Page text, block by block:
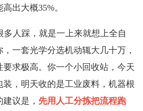
出大概35%。
多人踩，就是一上来就想上全自
一套光学分选机动辄大几十万，
要求极高。你一个小回收站，今天
装，明天收的是工业废料，机器根
议是， 先用人工分拣把流程跑